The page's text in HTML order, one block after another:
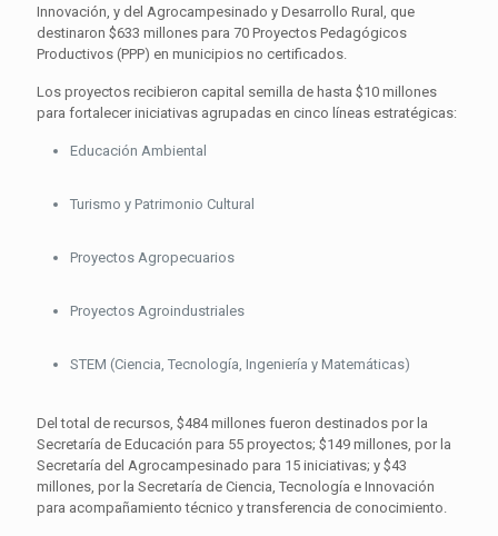
Innovación, y del Agrocampesinado y Desarrollo Rural, que
destinaron $633 millones para 70 Proyectos Pedagógicos
Productivos (PPP) en municipios no certificados.
Los proyectos recibieron capital semilla de hasta $10 millones
para fortalecer iniciativas agrupadas en cinco líneas estratégicas:
Educación Ambiental
Turismo y Patrimonio Cultural
Proyectos Agropecuarios
Proyectos Agroindustriales
STEM (Ciencia, Tecnología, Ingeniería y Matemáticas)
Del total de recursos, $484 millones fueron destinados por la
Secretaría de Educación para 55 proyectos; $149 millones, por la
Secretaría del Agrocampesinado para 15 iniciativas; y $43
millones, por la Secretaría de Ciencia, Tecnología e Innovación
para acompañamiento técnico y transferencia de conocimiento.